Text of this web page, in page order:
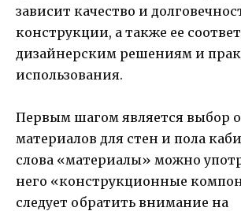
зависит качество и
конструкции, а также ее
дизайнерским решениям и
использования.
Первым шагом является выбор
материалов для стен и пола
слова «материалы» можно
него «конструкционные
следует обратить внимание на